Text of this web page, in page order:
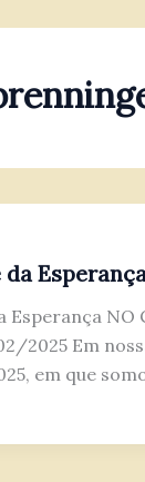
Esperança NO
2025 Em
em que